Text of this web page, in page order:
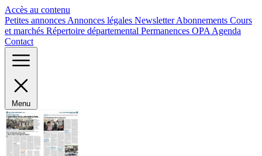
Accès au contenu
Petites annonces Annonces légales NewsletterAbonnements Cours
et marchés Répertoire départemental Permanences OPA Agenda
Contact
Menu
Panneau de gestion des cookies